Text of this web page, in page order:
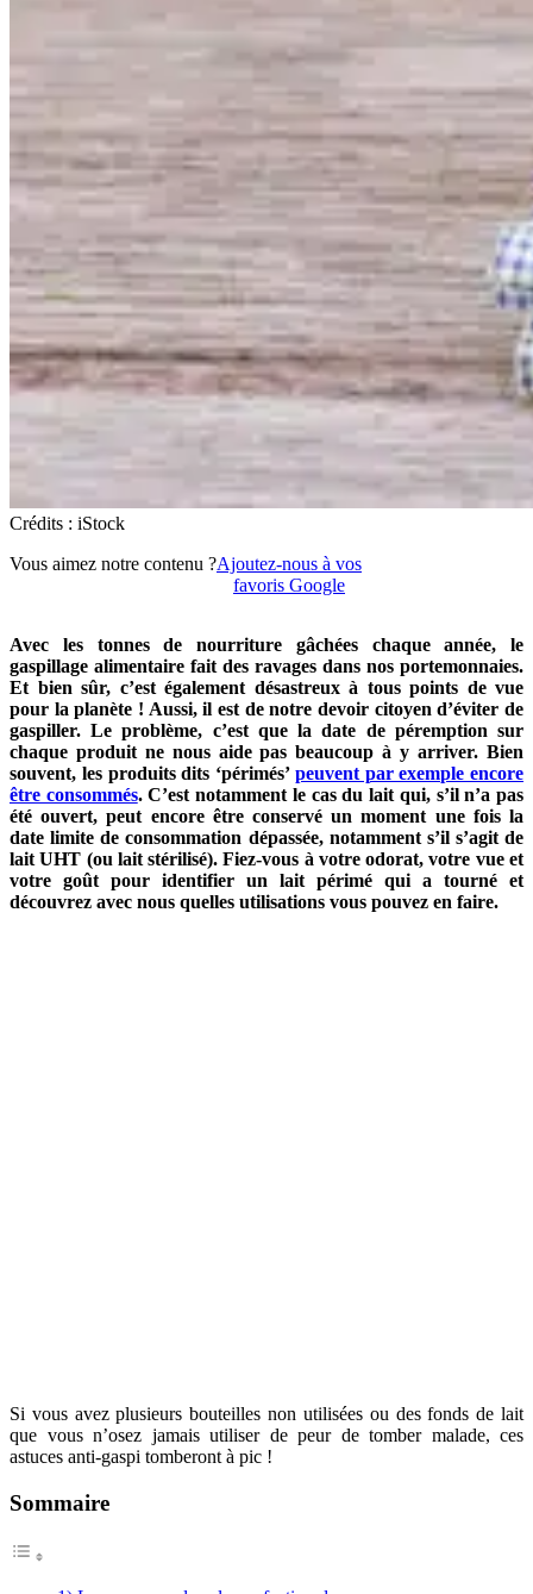
Crédits : iStock
Vous aimez notre contenu ?Ajoutez-nous à vos
favoris Google
Avec les tonnes de nourriture gâchées chaque année, le
gaspillage alimentaire fait des ravages dans nos portemonnaies.
Et bien sûr, c’est également désastreux à tous points de vue
pour la planète ! Aussi, il est de notre devoir citoyen d’éviter de
gaspiller. Le problème, c’est que la date de péremption sur
chaque produit ne nous aide pas beaucoup à y arriver. Bien
souvent, les produits dits ‘périmés’ peuvent par exemple encore
être consommés. C’est notamment le cas du lait qui, s’il n’a pas
été ouvert, peut encore être conservé un moment une fois la
date limite de consommation dépassée, notamment s’il s’agit de
lait UHT (ou lait stérilisé). Fiez-vous à votre odorat, votre vue et
votre goût pour identifier un lait périmé qui a tourné et
découvrez avec nous quelles utilisations vous pouvez en faire.
Si vous avez plusieurs bouteilles non utilisées ou des fonds de lait
que vous n’osez jamais utiliser de peur de tomber malade, ces
astuces anti-gaspi tomberont à pic !
Sommaire